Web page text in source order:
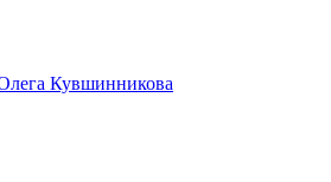
Кувшинникова